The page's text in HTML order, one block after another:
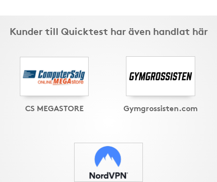
Kunder till Quicktest har även handlat här
CS MEGASTORE Gymgrossisten.com